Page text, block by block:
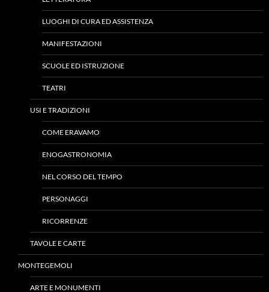
LUOGHI DI CURA ED ASSISTENZA
MANIFESTAZIONI
SCUOLE ED ISTRUZIONE
TEATRI
USI E TRADIZIONI
COME ERAVAMO
ENOGASTRONOMIA
NEL CORSO DEL TEMPO
PERSONAGGI
RICORRENZE
TAVOLE E CARTE
MONTEGEMOLI
ARTE E MONUMENTI